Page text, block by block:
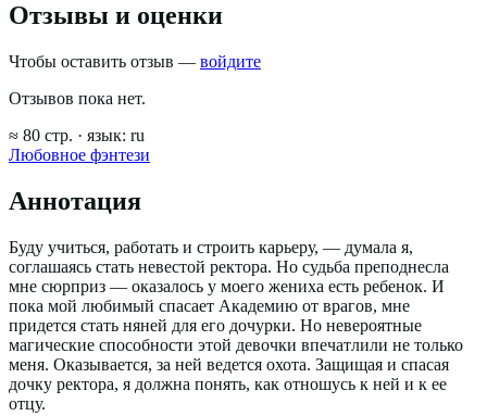
Отзывы и оценки
Чтобы оставить отзыв — войдите
Отзывов пока нет.
≈ 80 стр. · язык: ru
Любовное фэнтези
Аннотация
Буду учиться, работать и строить карьеру, — думала я,
соглашаясь стать невестой ректора. Но судьба преподнесла
мне сюрприз — оказалось у моего жениха есть ребенок. И
пока мой любимый спасает Академию от врагов, мне
придется стать няней для его дочурки. Но невероятные
магические способности этой девочки впечатлили не только
меня. Оказывается, за ней ведется охота. Защищая и спасая
дочку ректора, я должна понять, как отношусь к ней и к ее
отцу.